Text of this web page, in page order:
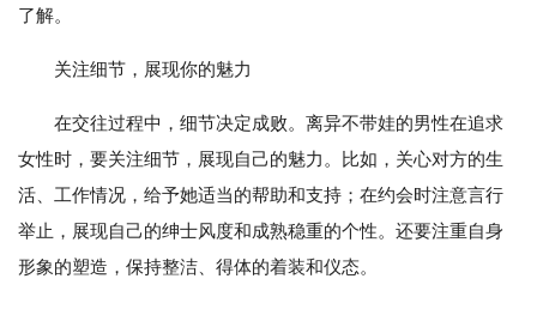
了解。
关注细节，展现你的魅力
在交往过程中，细节决定成败。离异不带娃的男性在追求
女性时，要关注细节，展现自己的魅力。比如，关心对方的生
活、工作情况，给予她适当的帮助和支持；在约会时注意言行
举止，展现自己的绅士风度和成熟稳重的个性。还要注重自身
形象的塑造，保持整洁、得体的着装和仪态。